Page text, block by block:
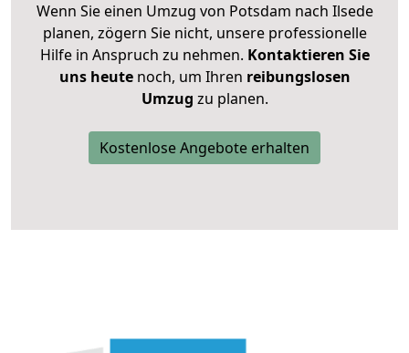
Wenn Sie einen Umzug von Potsdam nach Ilsede
planen, zögern Sie nicht, unsere professionelle
Hilfe in Anspruch zu nehmen. Kontaktieren Sie
uns heutenoch, um Ihren reibungslosen
Umzug zu planen.
Kostenlose Angebote erhalten